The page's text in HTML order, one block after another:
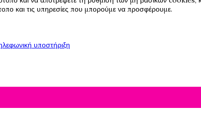
και τις υπηρεσίες που μπορούμε να προσφέρουμε.
υποστήριξη